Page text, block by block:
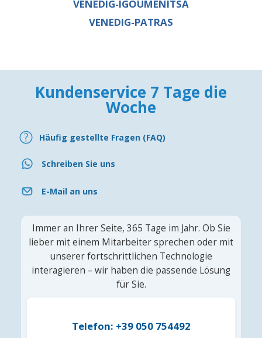
VENEDIG-IGOUMENITSA
VENEDIG-PATRAS
Kundenservice 7 Tage die
Woche
Häufig gestellte Fragen (FAQ)
Schreiben Sie uns
E-Mail an uns
Immer an Ihrer Seite, 365 Tage im Jahr. Ob Sie
lieber mit einem Mitarbeiter sprechen oder mit
unserer fortschrittlichen Technologie
interagieren – wir haben die passende Lösung
für Sie.
Telefon: +39 050 754492